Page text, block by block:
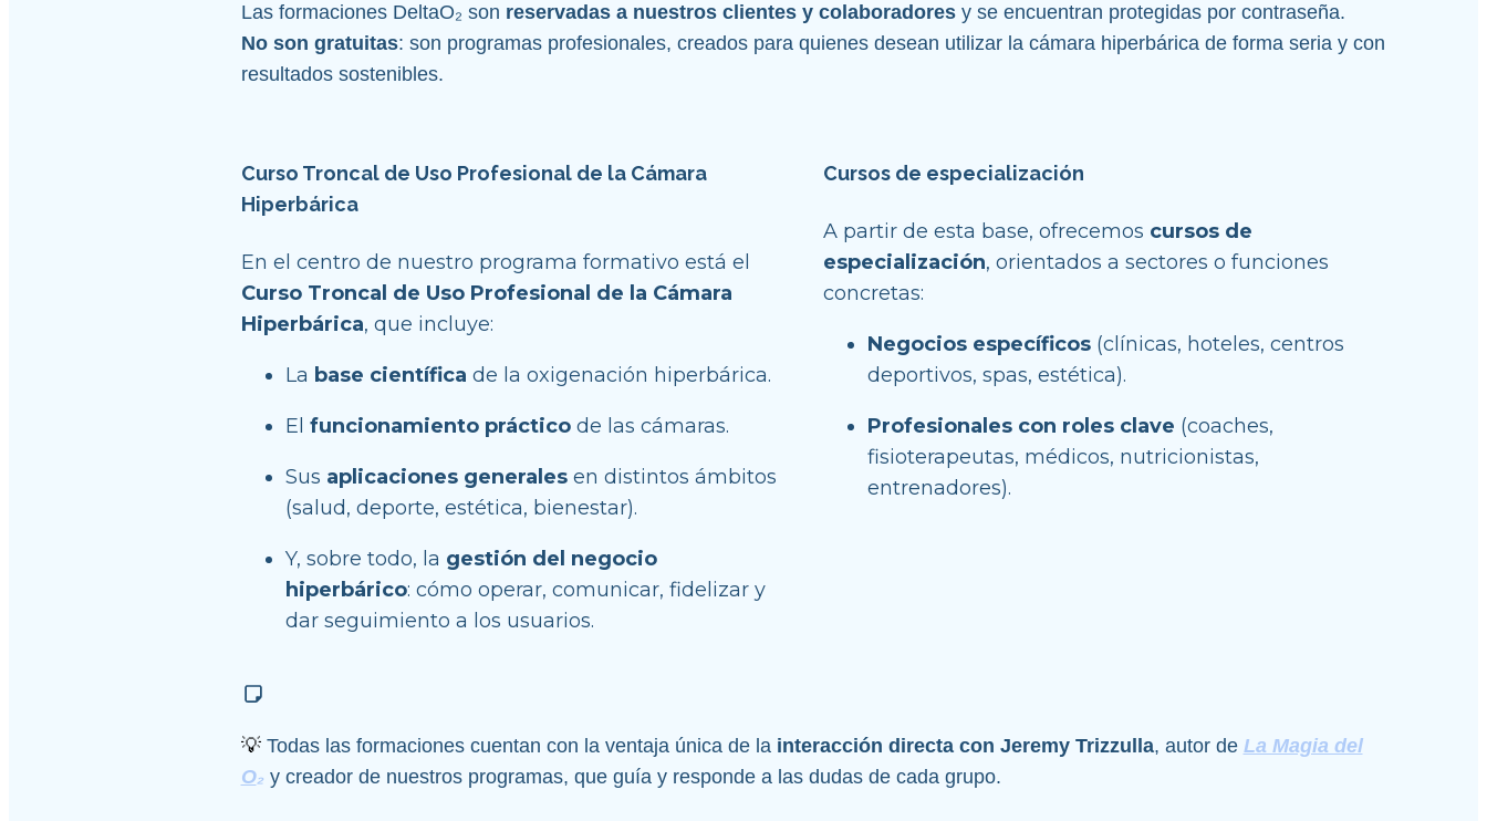
Las formaciones DeltaO₂ son reservadas a nuestros clientes y colaboradores y se encuentran protegidas por contraseña.
No son gratuitas: son programas profesionales, creados para quienes desean utilizar la cámara hiperbárica de forma seria y con
resultados sostenibles.
Curso Troncal de Uso Profesional de la Cámara
Hiperbárica
Curso Troncal de Uso Profesional de la Cámara
Hiperbárica, que incluye:
La base científica de la oxigenación hiperbárica.
El funcionamiento práctico de las cámaras.
Sus aplicaciones generales en distintos ámbitos
(salud, deporte, estética, bienestar).
Y, sobre todo, la gestión del negocio
hiperbárico: cómo operar, comunicar, fidelizar y
dar seguimiento a los usuarios.
Cursos de especialización
A partir de esta base, ofrecemos cursos de
especialización, orientados a sectores o funciones
concretas:
Negocios específicos (clínicas, hoteles, centros
deportivos, spas, estética).
Profesionales con roles clave (coaches,
fisioterapeutas, médicos, nutricionistas,
entrenadores).
💡 Todas las formaciones cuentan con la ventaja única de la interacción directa con Jeremy Trizzulla, autor de La Magia del
O₂ y creador de nuestros programas, que guía y responde a las dudas de cada grupo.